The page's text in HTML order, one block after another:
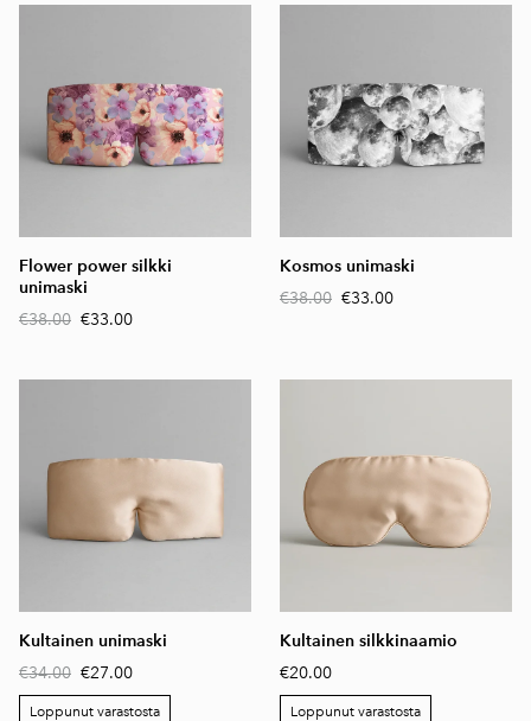
Flower power silkki
unimaski
€38.00 €33.00
Kosmos unimaski
€38.00 €33.00
Kultainen unimaski
€34.00 €27.00
Loppunut varastosta
Kultainen silkkinaamio
€20.00
Loppunut varastosta